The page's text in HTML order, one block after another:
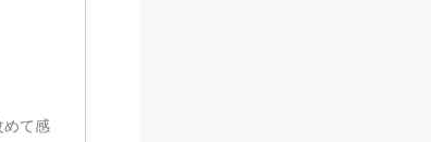
て感